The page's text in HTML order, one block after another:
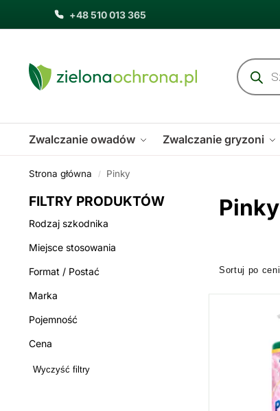
+48 510 013 365
Zwalczanie owadów Zwalczanie gryzoni
Strona główna / Pinky
Pinky
FILTRY PRODUKTÓW
Rodzaj szkodnika
Miejsce stosowania
Format / Postać
Marka
Pojemność
Cena
Wyczyść filtry